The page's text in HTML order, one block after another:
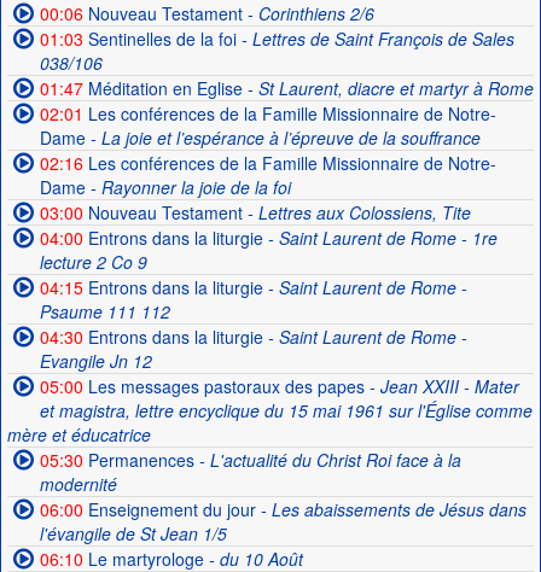
00:06Nouveau Testament- Corinthiens 2/6
01:03 Sentinelles de la foi- Lettres de Saint François de Sales
038/106
01:47Méditation en Eglise- St Laurent, diacre et martyr à Rome
02:01 Les conférences de la Famille Missionnaire de Notre-
Dame- La joie et l’espérance à l’épreuve de la souffrance
02:16Les conférences de la Famille Missionnaire de Notre-
Dame- Rayonner la joie de la foi
03:00 Nouveau Testament- Lettres aux Colossiens, Tite
04:00 Entrons dans la liturgie- Saint Laurent de Rome - 1re
lecture 2 Co 9
04:15Entrons dans la liturgie- Saint Laurent de Rome -
Psaume 111 112
04:30 Entrons dans la liturgie- Saint Laurent de Rome -
Evangile Jn 12
05:00 Les messages pastoraux des papes- Jean XXIII - Mater
et magistra, lettre encyclique du 15 mai 1961 sur l'Église comme
mère et éducatrice
05:30 Permanences- L'actualité du Christ Roi face à la
modernité
06:00 Enseignement du jour- Les abaissements de Jésus dans
l'évangile de St Jean 1/5
06:10 Le martyrologe- du 10 Août